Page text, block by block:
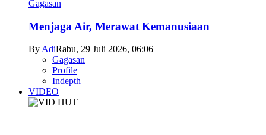
Gagasan
Menjaga Air, Merawat Kemanusiaan
ByAdiRabu, 29 Juli 2026, 06:06
Gagasan
Profile
Indepth
VIDEO